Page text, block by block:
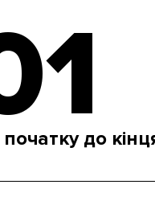
початку до